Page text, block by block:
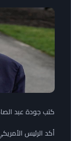
كتب جودة عبد
أكد الرئيس